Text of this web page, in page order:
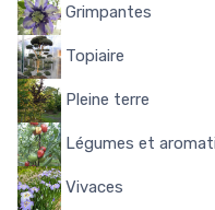
Grimpantes
Topiaire
Pleine terre
Légumes et
Vivaces